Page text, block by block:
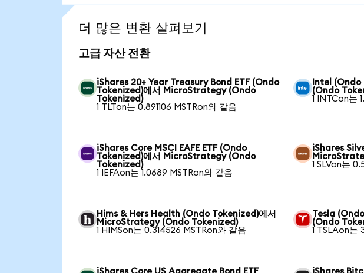
더 많은 변환 살펴보기
고급 자산 전환
iShares 20+ Year Treasury Bond ETF (Ondo
Tokenized)에서 MicroStrategy (Ondo
Tokenized)
1 TLTon는 0.891106 MSTRon와 같음
Intel
(Ondo
1 INTCon는
iShares Core MSCI EAFE ETF (Ondo
Tokenized)에서 MicroStrategy (Ondo
Tokenized)
1 IEFAon는 1.0689 MSTRon와 같음
iShares
1 SLVon는
Hims & Hers Health (Ondo Tokenized)에서
MicroStrategy (Ondo Tokenized)
1 HIMSon는 0.314526 MSTRon와 같음
Tesla
(Ondo
1 TSLAon는